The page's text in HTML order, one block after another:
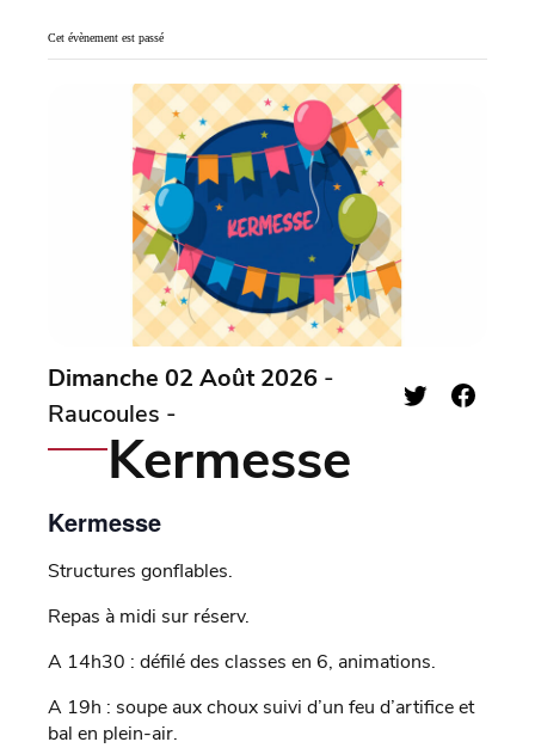
Cet évènement est passé
Dimanche 02 Août 2026 -
Raucoules -
Kermesse
Kermesse
Structures gonflables.
Repas à midi sur réserv.
A 14h30 : défilé des classes en 6, animations.
A 19h : soupe aux choux suivi d’un feu d’artifice et
bal en plein-air.